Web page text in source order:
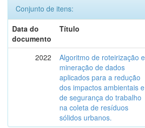
Conjunto de itens:
Data do
documento
Título
2022
Algoritmo de roteirização e
mineração de dados
aplicados para a redução
dos impactos ambientais e
de segurança do trabalho
na coleta de resíduos
sólidos urbanos.